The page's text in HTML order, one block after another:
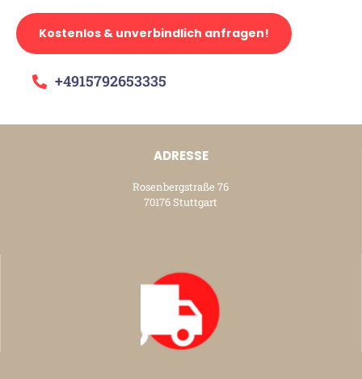
Kostenlos & unverbindlich anfragen!
+4915792653335
ADRESSE
Rosenbergstraße 76
70176 Stuttgart